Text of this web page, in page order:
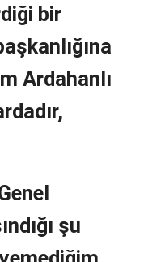
bir
Ardahanlı
şu